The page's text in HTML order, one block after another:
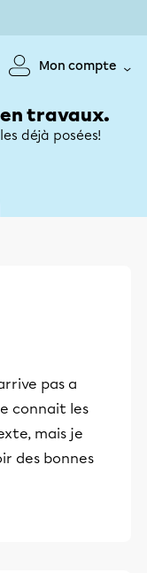
Mon compte
en travaux.
déjà posées!
pas a
connait les
mais je
des bonnes